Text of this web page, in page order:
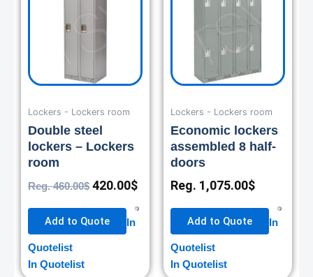
Lockers - Lockers room
Double steel
lockers – Lockers
room
Reg.460.00$ 420.00$
Add to Quote In
Quotelist
In Quotelist
Lockers - Lockers room
Economic lockers
assembled 8 half-
doors
Reg. 1,075.00$
Add to Quote In
Quotelist
In Quotelist